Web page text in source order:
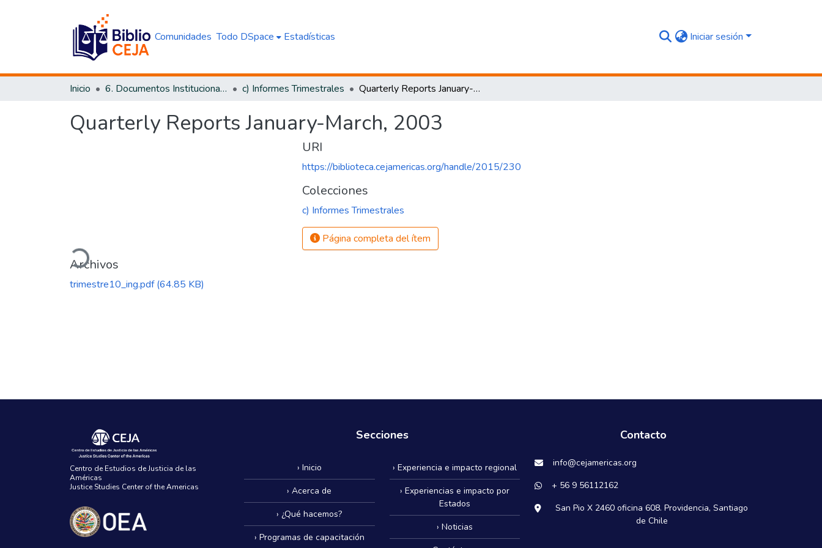
Comunidades Todo DSpace Estadísticas Iniciar sesión
Inicio 6. Documentos Institucionales CEJA c) Informes Trimestrales Quarterly Reports January-March, 2003
Quarterly Reports January-March, 2003
Cargando...
Archivos
trimestre10_ing.pdf(64.85 KB)
URI
https://biblioteca.cejamericas.org/handle/2015/230
Colecciones
c) Informes Trimestrales
Página completa del ítem
Centro de Estudios de Justicia de las
Américas
Justice Studies Center of the Americas
Secciones
› Inicio
› Acerca de
› ¿Qué hacemos?
› Programas de capacitación
› Experiencia e impacto regional
› Experiencias e impacto por
Estados
› Noticias
Contacto
info@cejamericas.org
+ 56 9 56112162
San Pio X 2460 oficina 608. Providencia, Santiago
de Chile